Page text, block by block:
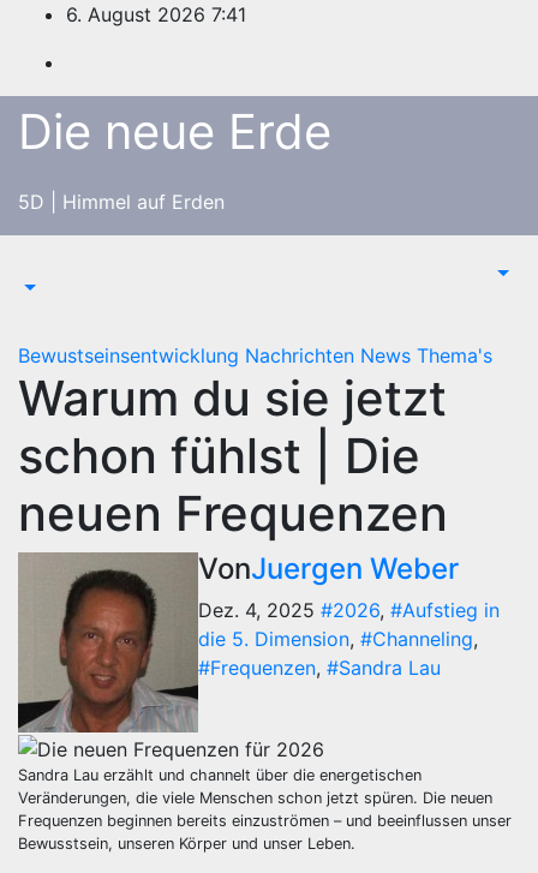
springen
6. August 2026 7:41
Die neue Erde
5D | Himmel auf Erden
Bewustseinsentwicklung Nachrichten News Thema's
Warum du sie jetzt
schon fühlst | Die
neuen Frequenzen
VonJuergen Weber
Dez. 4, 2025 #2026, #Aufstieg in
die 5. Dimension, #Channeling,
#Frequenzen, #Sandra Lau
Sandra Lau erzählt und channelt über die energetischen
Veränderungen, die viele Menschen schon jetzt spüren. Die neuen
Frequenzen beginnen bereits einzuströmen – und beeinflussen unser
Bewusstsein, unseren Körper und unser Leben.